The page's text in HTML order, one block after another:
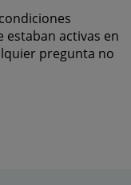
activas en
pregunta no